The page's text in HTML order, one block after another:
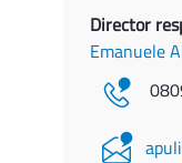
Director
Emanuele